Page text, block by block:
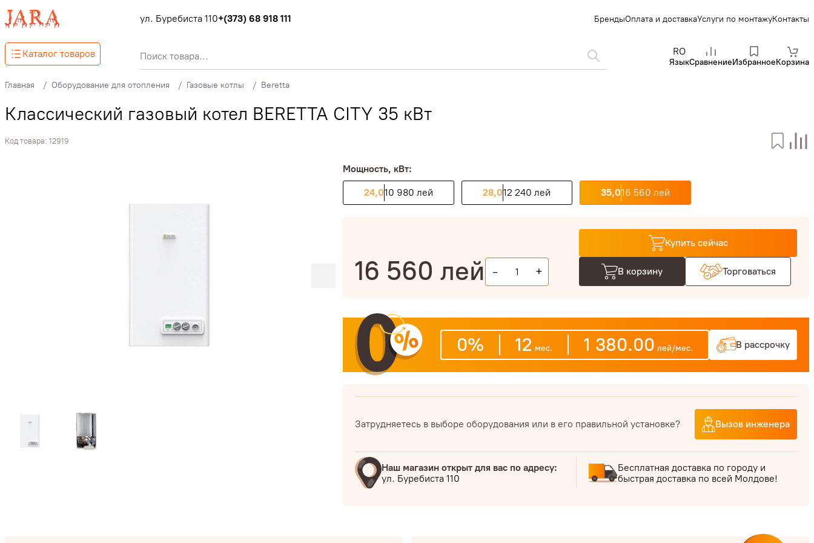
ул. Буребиста 110+(373) 68 918 111 БрендыОплата и доставкаУслуги по монтажуКонтакты
Каталог товаров RO
ЯзыкСравнениеИзбранноеКорзина
Главная Оборудование для отопления Газовые котлы Beretta
Классический газовый котел BERETTA CITY 35 кВт
Код товара: 12919
Мощность, кВт:
24,010 980 лей 28,012 240 лей 35,016 560 лей
16 560 лей - +
Купить сейчас
В корзину Торговаться
0% 12 мес. 1 380.00 лей/мес. В рассрочку
Затрудняетесь в выборе оборудования или в его правильной установке? Вызов инженера
Наш магазин открыт для вас по адресу:
ул. Буребиста 110
Бесплатная доставка по городу и
быстрая доставка по всей Молдове!